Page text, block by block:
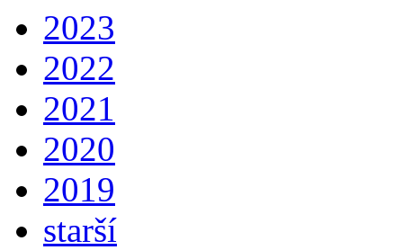
2023
2022
2021
2020
2019
starší